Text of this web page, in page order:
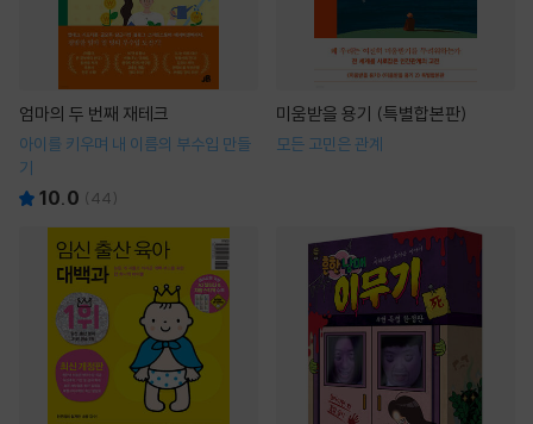
엄마의 두 번째 재테크
아이를 키우며 내 이름의 부수입 만들
기
10.0 (44)
미움받을 용기 (특별합본판)
모든 고민은 관계